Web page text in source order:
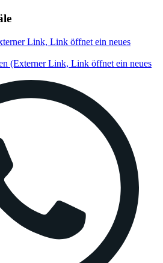
Link, Link öffnet ein neues
(Externer Link, Link öffnet ein neues